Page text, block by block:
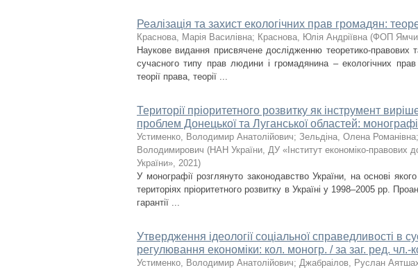
Реалізація та захист екологічних прав громадян:
Краснова, Марія Василівна; Краснова, Юлія Андріївна (ФОП
Наукове видання присвячене дослідженню теоретико-правових
сучасного типу прав людини і громадянина – екологічних
теорії права, теорії ...
Території пріоритетного розвитку як інструмент
проблем Донецької та Луганської областей:
Устименко, Володимир Анатолійович; Зельдіна, Олена Романівна;
Володимирович (НАН України, ДУ «Інститут економіко-
України», 2021)
У монографії розглянуто законодавство України, на основі
територіях пріоритетного розвитку в Україні у 1998–2005 рр.
гарантії ...
Утвердження ідеології соціальної справедливості в
регулювання економіки: кол. моногр. / за заг. ред.
Устименко, Володимир Анатолійович; Джабраілов, Руслан